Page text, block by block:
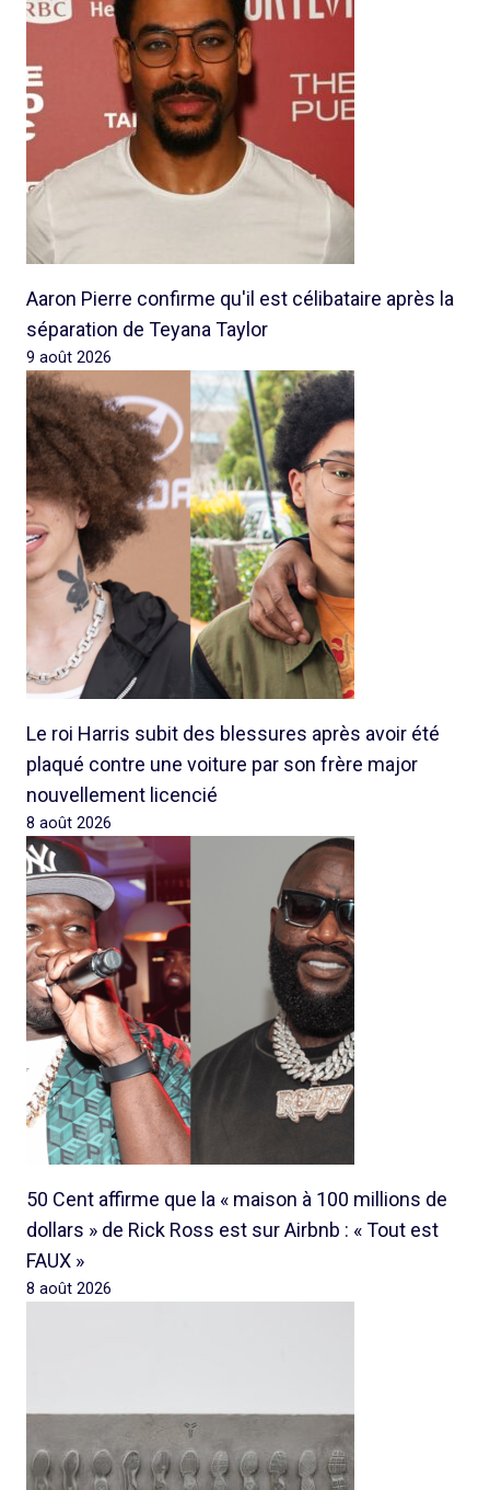
Aaron Pierre confirme qu'il est célibataire après la
séparation de Teyana Taylor
9 août 2026
Le roi Harris subit des blessures après avoir été
plaqué contre une voiture par son frère major
nouvellement licencié
8 août 2026
50 Cent affirme que la « maison à 100 millions de
dollars » de Rick Ross est sur Airbnb : « Tout est
FAUX »
8 août 2026